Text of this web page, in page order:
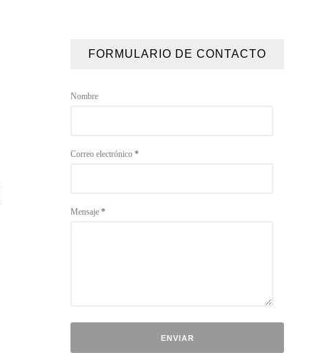
FORMULARIO DE CONTACTO
Nombre
Correo electrónico *
Mensaje *